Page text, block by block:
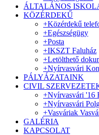
ÁLTALÁNOS
KÖZÉRDEKŰ
+Közérdekű
+Egészségügy
+Posta
+IKSZT Faluház
+Letölthető
+Nyírvasvári
PÁLYÁZATAINK
CIVIL
+Nyírvasvári '16
+Nyírvasvári
+Vasváriak
GALÉRIA
KAPCSOLAT